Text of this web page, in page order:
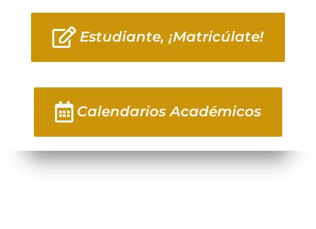
Estudiante, ¡Matricúlate!
Calendarios Académicos